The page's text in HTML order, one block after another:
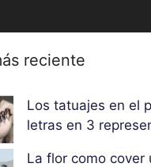
reciente
Los tatuajes en el
letras en 3
La flor como cover